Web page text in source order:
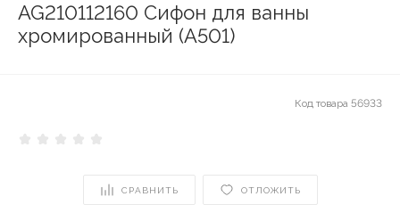
AG210112160 Сифон для ванны
хромированный (А501)
Код товара 56933
СРАВНИТЬ ОТЛОЖИТЬ